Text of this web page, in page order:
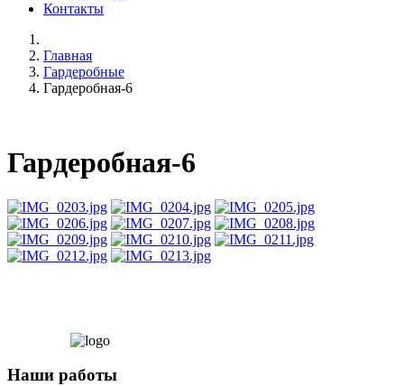
Контакты
Главная
Гардеробные
Гардеробная-6
Гардеробная-6
Наши работы